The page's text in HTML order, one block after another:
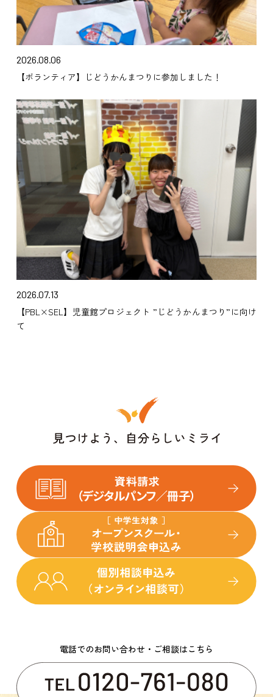
2026.08.06
【ボランティア】じどうかんまつりに参加しました！
2026.07.13
【PBL×SEL】児童館プロジェクト ”じどうかんまつり”に向け
て
電話でのお問い合わせ・ご相談はこちら